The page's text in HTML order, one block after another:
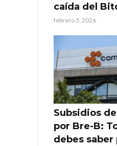
caída del
febrero 5, 2026
Subsidios
por Bre-B:
debes saber